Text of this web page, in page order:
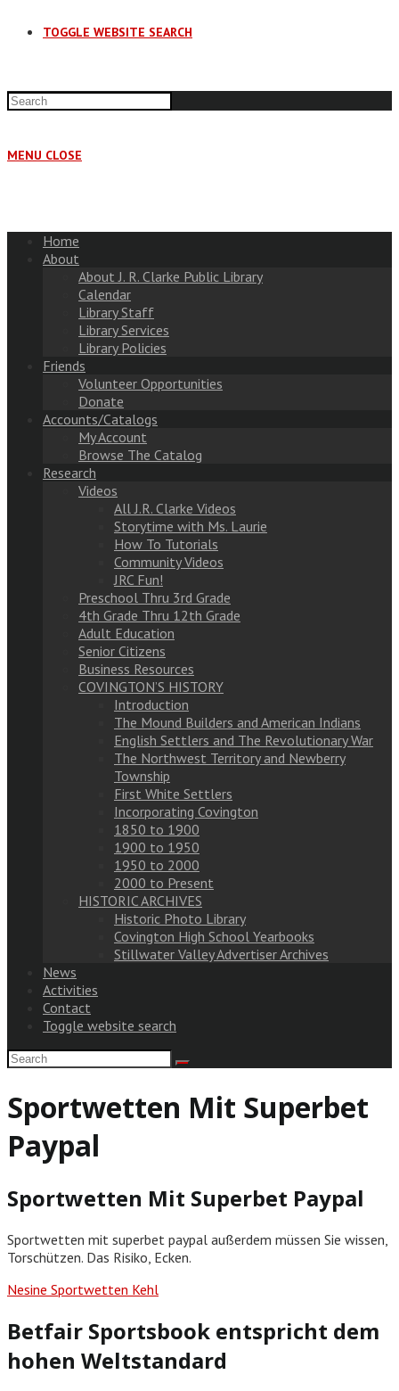
TOGGLE WEBSITE SEARCH
MENU CLOSE
Home
About
About J. R. Clarke Public Library
Calendar
Library Staff
Library Services
Library Policies
Friends
Volunteer Opportunities
Donate
Accounts/Catalogs
My Account
Browse The Catalog
Research
Videos
All J.R. Clarke Videos
Storytime with Ms. Laurie
How To Tutorials
Community Videos
JRC Fun!
Preschool Thru 3rd Grade
4th Grade Thru 12th Grade
Adult Education
Senior Citizens
Business Resources
COVINGTON’S HISTORY
Introduction
The Mound Builders and American Indians
English Settlers and The Revolutionary War
The Northwest Territory and Newberry
Township
First White Settlers
Incorporating Covington
1850 to 1900
1900 to 1950
1950 to 2000
2000 to Present
HISTORIC ARCHIVES
Historic Photo Library
Covington High School Yearbooks
Stillwater Valley Advertiser Archives
News
Activities
Contact
Toggle website search
Sportwetten Mit Superbet
Paypal
Sportwetten Mit Superbet Paypal
Sportwetten mit superbet paypal außerdem müssen Sie wissen,
Torschützen. Das Risiko, Ecken.
Nesine Sportwetten Kehl
Betfair Sportsbook entspricht dem
hohen Weltstandard